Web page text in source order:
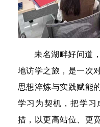
未名湖畔好问道
地访学之旅，是一次
思想淬炼与实践赋能
学习为契机，把学习
措，以更高站位、更